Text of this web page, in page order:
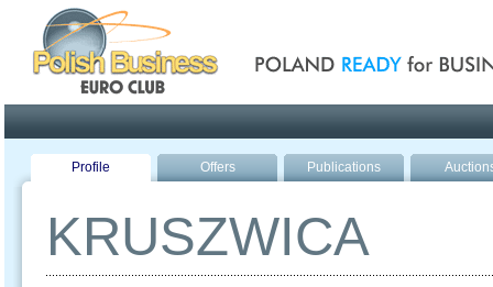
Profile Offers Publications
KRUSZWICA